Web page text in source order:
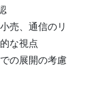
売、通信のリ
な視点
の展開の考慮